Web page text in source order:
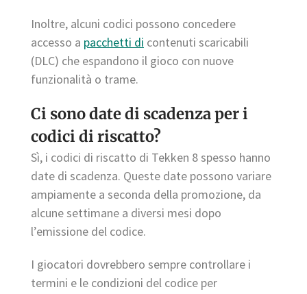
Inoltre, alcuni codici possono concedere
accesso a pacchetti di contenuti scaricabili
(DLC) che espandono il gioco con nuove
funzionalità o trame.
Ci sono date di scadenza per i
codici di riscatto?
Sì, i codici di riscatto di Tekken 8 spesso hanno
date di scadenza. Queste date possono variare
ampiamente a seconda della promozione, da
alcune settimane a diversi mesi dopo
l’emissione del codice.
I giocatori dovrebbero sempre controllare i
termini e le condizioni del codice per